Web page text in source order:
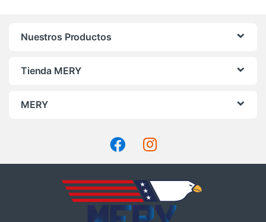
Nuestros Productos
Tienda MERY
MERY